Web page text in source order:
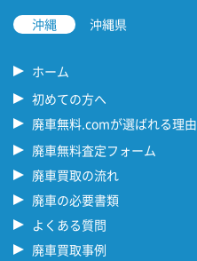
沖縄 沖縄県
ホーム
初めての方へ
廃車無料.comが選ばれる理由
廃車無料査定フォーム
廃車買取の流れ
廃車の必要書類
よくある質問
廃車買取事例